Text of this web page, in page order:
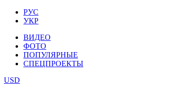
РУС
УКР
ВИДЕО
ФОТО
ПОПУЛЯРНЫЕ
СПЕЦПРОЕКТЫ
USD